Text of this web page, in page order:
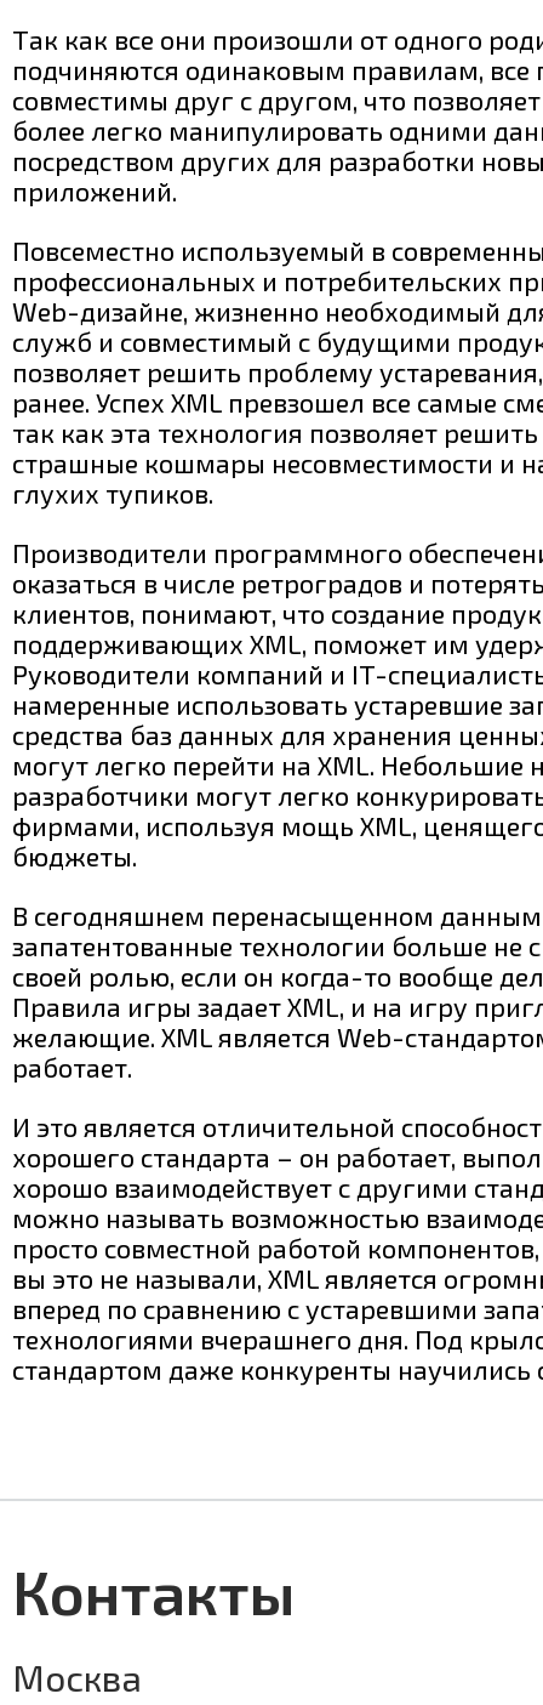
Так как все они произошли от одного
подчиняются одинаковым правилам, все
совместимы друг с другом, что
более легко манипулировать одними
посредством других для разработки
приложений.
Повсеместно используемый в
профессиональных и потребительских
Web-дизайне, жизненно необходимый
служб и совместимый с будущими
позволяет решить проблему
ранее. Успех XML превзошел все самые
так как эта технология позволяет
страшные кошмары несовместимости и
глухих тупиков.
Производители программного
оказаться в числе ретроградов и
клиентов, понимают, что создание
поддерживающих XML, поможет им
Руководители компаний и IT-
намеренные использовать устаревшие
средства баз данных для хранения
могут легко перейти на XML. Небольшие
разработчики могут легко
фирмами, используя мощь XML,
бюджеты.
В сегодняшнем перенасыщенном
запатентованные технологии больше не
своей ролью, если он когда-то вообще
Правила игры задает XML, и на игру
желающие. XML является Web-
работает.
И это является отличительной
хорошего стандарта – он работает,
хорошо взаимодействует с другими
можно называть возможностью
просто совместной работой
вы это не называли, XML является
вперед по сравнению с устаревшими
технологиями вчерашнего дня. Под
стандартом даже конкуренты научились
Контакты
Москва